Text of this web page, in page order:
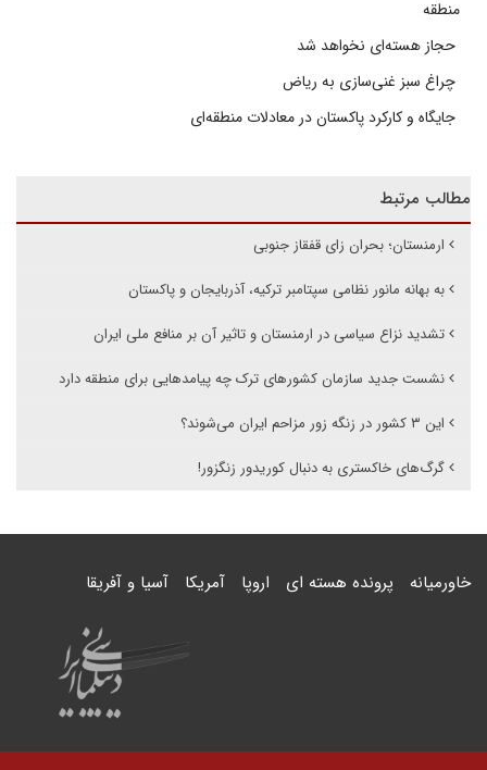
منطقه
حجاز هسته‌ای نخواهد شد
چراغ سبز غنی‌سازی به ریاض
جایگاه و کارکرد پاکستان در معادلات منطقه‌ای
مطالب مرتبط
ارمنستان؛ بحران زای قفقاز جنوبی
به بهانه مانور نظامی سپتامبر ترکیه، آذربایجان و پاکستان
تشدید نزاع سیاسی در ارمنستان و تاثیر آن بر منافع ملی ایران
نشست جدید سازمان کشورهای ترک چه پیامدهایی برای منطقه دارد
این ۳ کشور در زنگه زور مزاحم ایران می‌شوند؟
گرگ‌های خاکستری به دنبال کوریدور زنگزور!
خاورمیانه پرونده هسته ای اروپا آمریکا آسیا و آفریقا